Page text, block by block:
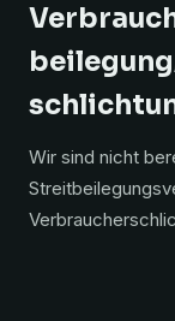
Wir sind nicht